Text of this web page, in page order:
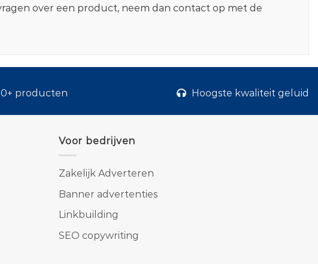
over een product, neem dan contact op met de
producten Hoogste kwaliteit geluid
Voor bedrijven
Zakelijk Adverteren
Banner advertenties
Linkbuilding
SEO copywriting